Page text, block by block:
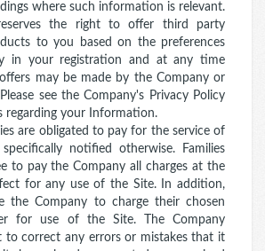
where such information is relevant.
reserves the right to offer third party
to you based on the preferences
in your registration and at any time
may be made by the Company or
see the Company's Privacy Policy
regarding your Information.
are obligated to pay for the service of
notified otherwise. Families
to pay the Company all charges at the
for any use of the Site. In addition,
the Company to charge their chosen
for use of the Site. The Company
to correct any errors or mistakes that it